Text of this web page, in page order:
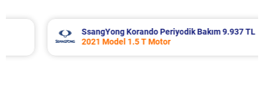
SsangYong Korando Periyodik Bakım 9.937 TL
2021 Model 1.5 T Motor